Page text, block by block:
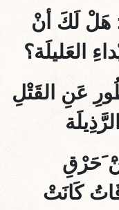
هَلْ لَكَ أنْ
العَليلَة؟
عَنِ القَتْلِ
َحَرْقِ
كَانَتْ